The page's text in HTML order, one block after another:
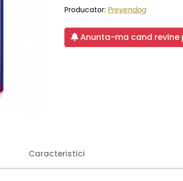
Producator: Prevendog
Anunta-ma cand revine
Caracteristici